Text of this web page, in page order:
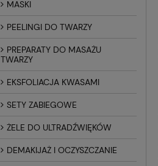
MASKI
PEELINGI DO TWARZY
PREPARATY DO MASAŻU
TWARZY
EKSFOLIACJA KWASAMI
SETY ZABIEGOWE
ŻELE DO ULTRADŹWIĘKÓW
DEMAKIJAŻ I OCZYSZCZANIE